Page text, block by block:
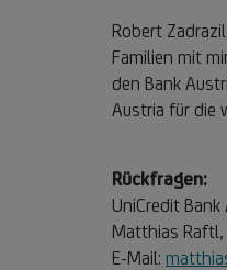
Robert
Familien mit
den Bank
Austria für die
Rückfragen:
UniCredit
Matthias
E-Mail: